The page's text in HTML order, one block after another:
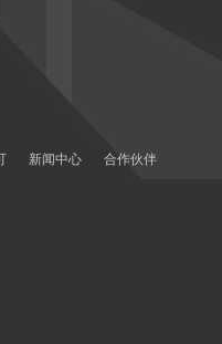
新闻中心
合作伙伴